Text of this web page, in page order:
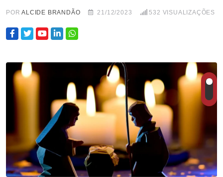
PORALCIDE BRANDÃO 21/12/2023 532 VISUALIZAÇÕES